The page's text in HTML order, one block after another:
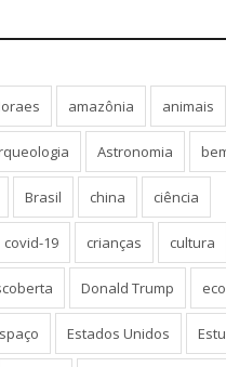
amazônia animais
Astronomia
Brasil china ciência
covid-19 crianças cultura
Donald Trump
Estados Unidos